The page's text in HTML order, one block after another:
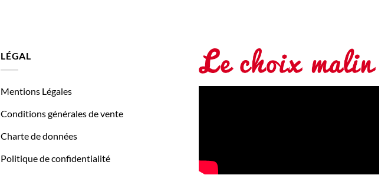
LÉGAL
Mentions Légales
Conditions générales de vente
Charte de données
Politique de confidentialité